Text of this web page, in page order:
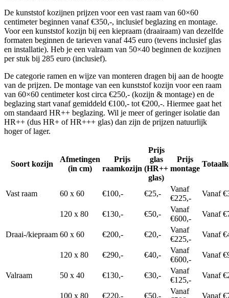
De kunststof kozijnen prijzen voor een vast raam van 60×60
centimeter beginnen vanaf €350,-, inclusief beglazing en montage.
Voor een kunststof kozijn bij een kiepraam (draairaam) van dezelfde
formaten beginnen de tarieven vanaf 445 euro (tevens inclusief glas
en installatie). Heb je een valraam van 50×40 beginnen de kozijnen
per stuk bij 285 euro (inclusief).
De categorie ramen en wijze van monteren dragen bij aan de hoogte
van de prijzen. De montage van een kunststof kozijn voor een raam
van 60×60 centimeter kost circa €250,- (kozijn & montage) en de
beglazing start vanaf gemiddeld €100,- tot €200,-. Hiermee gaat het
om standaard HR++ beglazing. Wil je meer of geringer isolatie dan
HR++ (dus HR+ of HR+++ glas) dan zijn de prijzen natuurlijk
hoger of lager.
Soort kozijn
Afmetingen
(in cm)
Prijs
raamkozijn
Prijs
glas
(HR++
glas)
Prijs
montage
Vast raam 60 x 60 €100,- €25,-
Vanaf
€225,-
Vanaf
120 x 80 €130,- €50,-
Vanaf
€600,-
Vanaf
Draai-/kiepraam 60 x 60 €200,- €20,-
Vanaf
€225,-
Vanaf
120 x 80 €290,- €40,-
Vanaf
€600,-
Vanaf
Valraam 50 x 40 €130,- €30,-
Vanaf
€125,-
Vanaf
100 x 80 €220,- €50,-
Vanaf
Vanaf